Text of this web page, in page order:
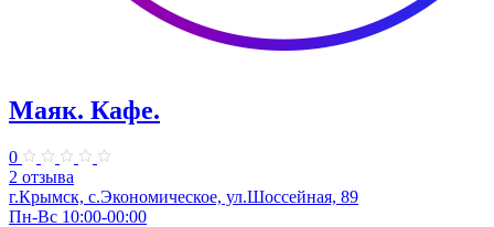
Маяк. Кафе.
0
2 отзыва
г.Крымск, с.Экономическое, ул.Шоссейная, 89
Пн-Вс 10:00-00:00